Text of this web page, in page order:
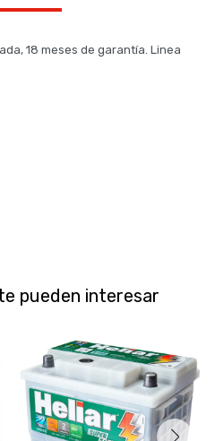
18 meses de garantía. Linea
pueden interesar